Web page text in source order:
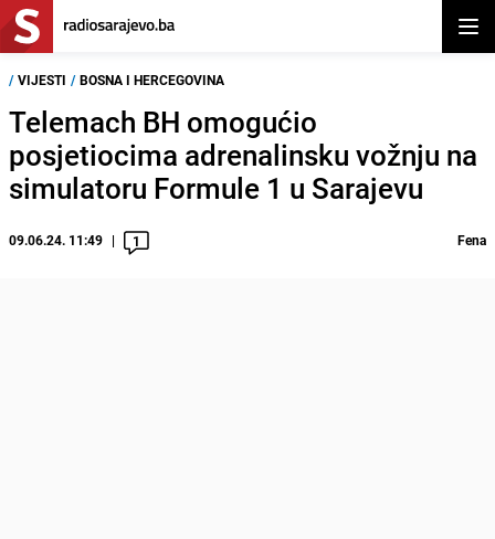
/ VIJESTI / BOSNA I HERCEGOVINA
Telemach BH omogućio
posjetiocima adrenalinsku vožnju na
simulatoru Formule 1 u Sarajevu
09.06.24. 11:49 1 Fena